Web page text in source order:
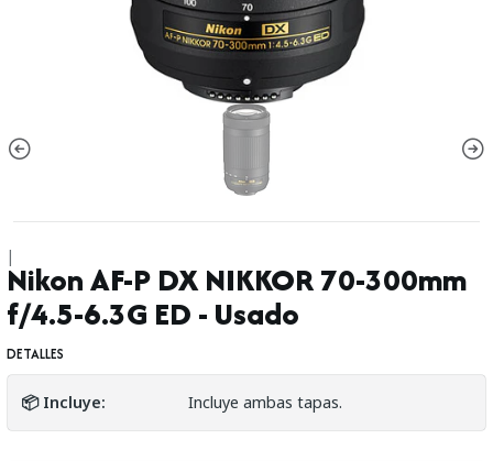
|
Nikon AF-P DX NIKKOR 70-300mm
f/4.5-6.3G ED - Usado
DETALLES
📦 Incluye: Incluye ambas tapas.